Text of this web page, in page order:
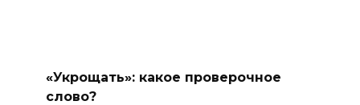
«Укрощать»: какое проверочное
слово?